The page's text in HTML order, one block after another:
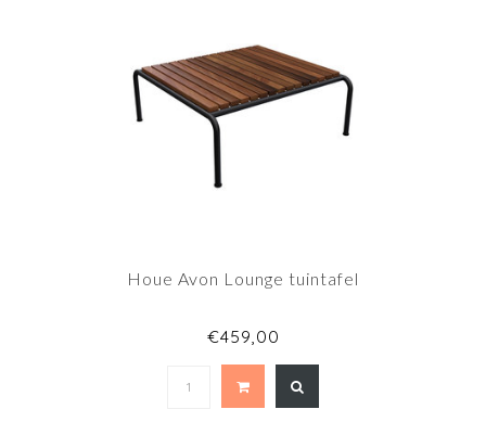
Houe Avon Lounge tuintafel
€459,00